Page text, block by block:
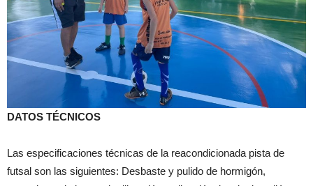
DATOS TÉCNICOS
Las especificaciones técnicas de la reacondicionada pista de
futsal son las siguientes: Desbaste y pulido de hormigón,